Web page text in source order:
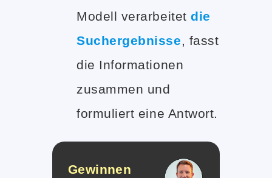
Modell verarbeitetdie
Suchergebnisse, fasst
die Informationen
zusammen und
formuliert eine Antwort.
Gewinnen